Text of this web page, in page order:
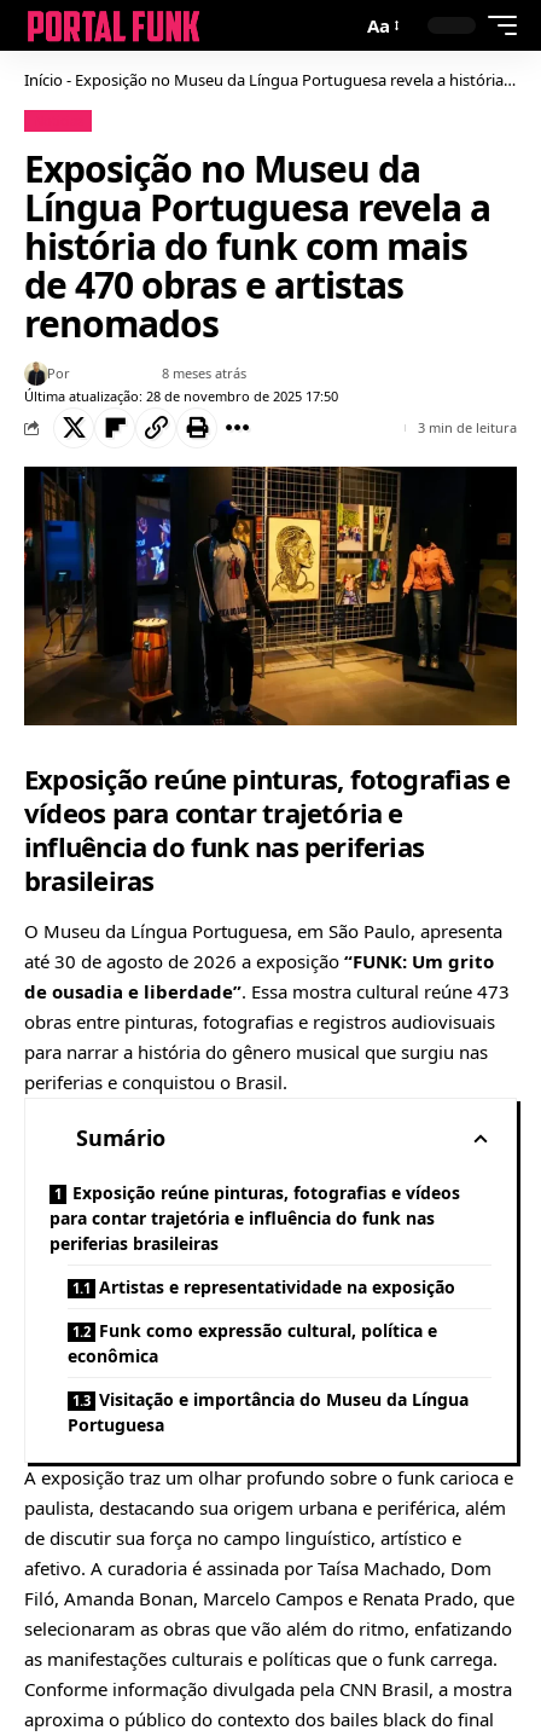
Aa
Início- Exposição no Museu da Língua Portuguesa revela a história do funk com mais de 470 obras e artistas renomados
Exposição no Museu da
Língua Portuguesa revela a
história do funk com mais
de 470 obras e artistas
renomados
Última atualização: 28 de novembro de 2025 17:50
Por Bruno Gabriel8 meses atrás
3 min de leitura
Exposição reúne pinturas, fotografias e
vídeos para contar trajetória e
influência do funk nas periferias
brasileiras
O Museu da Língua Portuguesa, em São Paulo, apresenta
até 30 de agosto de 2026 a exposição “FUNK: Um grito
de ousadia e liberdade”. Essa mostra cultural reúne 473
obras entre pinturas, fotografias e registros audiovisuais
para narrar a história do gênero musical que surgiu nas
periferias e conquistou o Brasil.
Sumário
Exposição reúne pinturas, fotografias e vídeos
para contar trajetória e influência do funk nas
periferias brasileiras
Artistas e representatividade na exposição
Funk como expressão cultural, política e
econômica
Visitação e importância do Museu da Língua
Portuguesa
A exposição traz um olhar profundo sobre o funk carioca e
paulista, destacando sua origem urbana e periférica, além
de discutir sua força no campo linguístico, artístico e
afetivo. A curadoria é assinada por Taísa Machado, Dom
Filó, Amanda Bonan, Marcelo Campos e Renata Prado, que
selecionaram as obras que vão além do ritmo, enfatizando
as manifestações culturais e políticas que o funk carrega.
Conforme informação divulgada pela CNN Brasil, a mostra
aproxima o público do contexto dos bailes black do final